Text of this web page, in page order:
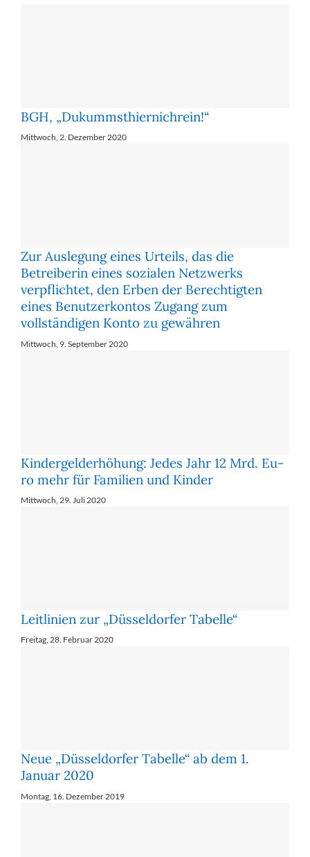
BGH, „Dukummsthiernichrein!“
Mittwoch, 2. Dezember 2020
Zur Auslegung eines Urteils, das die
Betreiberin eines sozialen Netzwerks
verpflichtet, den Erben der Berechtigten
eines Benutzerkontos Zugang zum
vollständigen Konto zu gewähren
Mittwoch, 9. September 2020
Kindergelderhöhung: Je­des Jahr 12 Mrd. Eu­
ro mehr für Fa­mi­li­en und Kin­der
Mittwoch, 29. Juli 2020
Leitlinien zur „Düsseldorfer Tabelle“
Freitag, 28. Februar 2020
Neue „Düsseldorfer Tabelle“ ab dem 1.
Januar 2020
Montag, 16. Dezember 2019